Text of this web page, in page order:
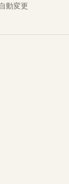
動変更